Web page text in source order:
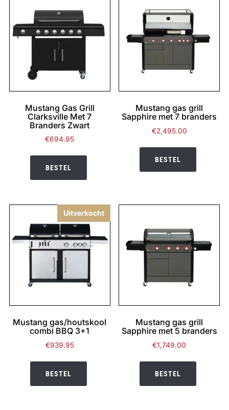
Mustang Gas Grill
Clarksville Met 7
Branders Zwart
€694.95
BESTEL
Mustang gas grill
Sapphire met 7 branders
€2,495.00
BESTEL
Uitverkocht
Mustang gas/houtskool
combi BBQ 3+1
€939.95
BESTEL
Mustang gas grill
Sapphire met 5 branders
€1,749.00
BESTEL